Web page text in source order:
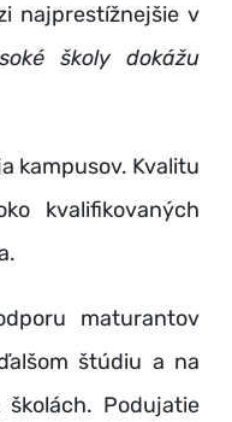
najprestížnejšie v
školy dokážu
kampusov. Kvalitu
kvalifikovaných
maturantov
štúdiu a na
Podujatie